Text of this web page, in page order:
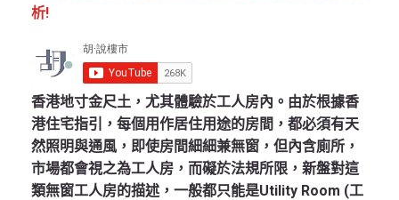
析!
香港地寸金尺土，尤其體驗於工人房內。由於根據香
港住宅指引，每個用作居住用途的房間，都必須有天
然照明與通風，即使房間細細兼無窗，但內含廁所，
市場都會視之為工人房，而礙於法規所限，新盤對這
類無窗工人房的描述，一般都只能是Utility Room (工